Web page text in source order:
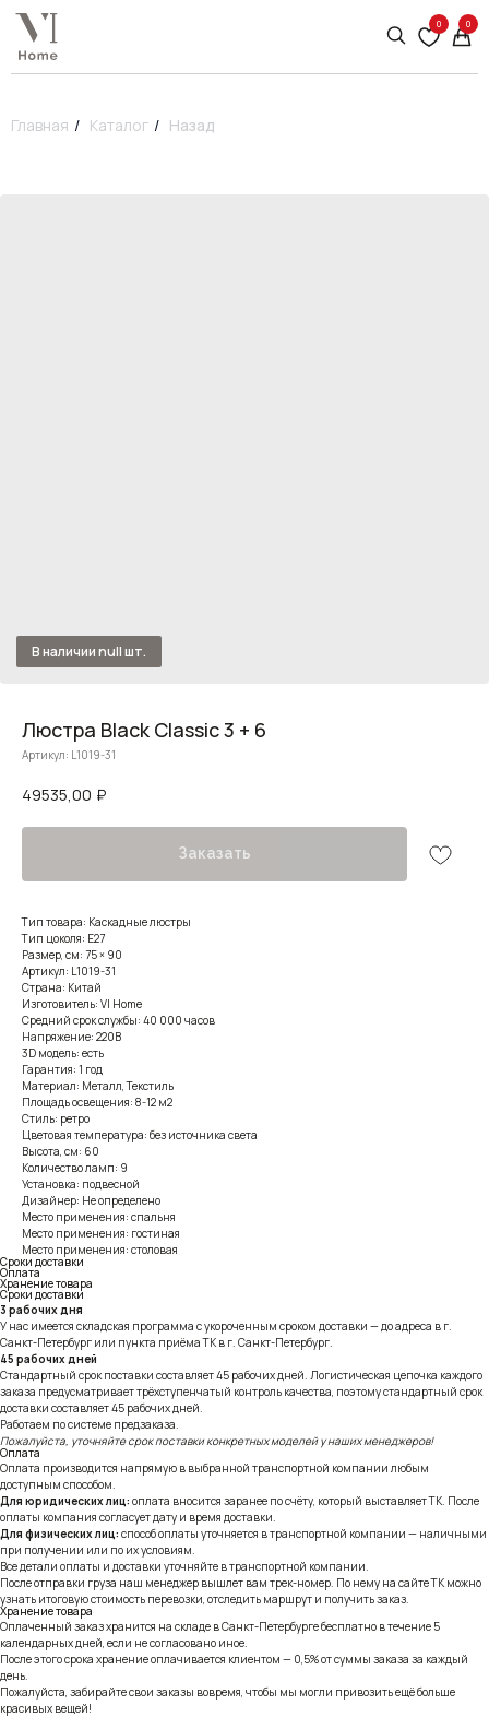
0 0
Главная / Каталог / Назад
Люстра Black Classic 3 + 6
Артикул: L1019-31
49535,00 ₽
Заказать
Тип товара: Каскадные люстры
Тип цоколя: E27
Размер, см: 75 × 90
Артикул: L1019-31
Страна: Китай
Изготовитель: VI Home
Средний срок службы: 40 000 часов
Напряжение: 220В
3D модель: есть
Гарантия: 1 год
Материал: Металл, Текстиль
Площадь освещения: 8-12 м2
Стиль: ретро
Цветовая температура: без источника света
Высота, см: 60
Количество ламп: 9
Установка: подвесной
Дизайнер: Не определено
Место применения: спальня
Место применения: гостиная
Место применения: столовая
Сроки доставки
Оплата
Хранение товара
Сроки доставки
3 рабочих дня
У нас имеется складская программа с укороченным сроком доставки — до адреса в г.
Санкт-Петербург или пункта приёма ТК в г. Санкт-Петербург.
45 рабочих дней
Стандартный срок поставки составляет 45 рабочих дней. Логистическая цепочка каждого
заказа предусматривает трёхступенчатый контроль качества, поэтому стандартный срок
доставки составляет 45 рабочих дней.
Работаем по системе предзаказа.
Пожалуйста, уточняйте срок поставки конкретных моделей у наших менеджеров!
Оплата
Оплата производится напрямую в выбранной транспортной компании любым
доступным способом.
Для юридических лиц: оплата вносится заранее по счёту, который выставляет ТК. После
оплаты компания согласует дату и время доставки.
Для физических лиц: способ оплаты уточняется в транспортной компании — наличными
при получении или по их условиям.
Все детали оплаты и доставки уточняйте в транспортной компании.
После отправки груза наш менеджер вышлет вам трек-номер. По нему на сайте ТК можно
узнать итоговую стоимость перевозки, отследить маршрут и получить заказ.
Хранение товара
Оплаченный заказ хранится на складе в Санкт-Петербурге бесплатно в течение 5
календарных дней, если не согласовано иное.
После этого срока хранение оплачивается клиентом — 0,5% от суммы заказа за каждый
день.
Пожалуйста, забирайте свои заказы вовремя, чтобы мы могли привозить ещё больше
красивых вещей!